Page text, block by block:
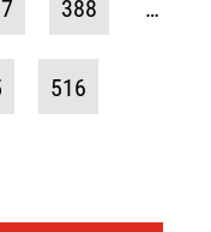
388 …
516